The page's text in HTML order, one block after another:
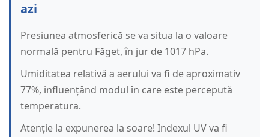
azi
Presiunea atmosferică se va situa la o valoare
normală pentru Făget, în jur de 1017 hPa.
Umiditatea relativă a aerului va fi de aproximativ
77%, influențând modul în care este percepută
temperatura.
Atenție la expunerea la soare! Indexul UV va fi